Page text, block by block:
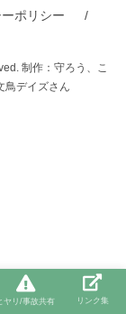
ポリシー
制作：守ろう、こ
鳥デイズさん
ヤリ/事故共有 リンク集